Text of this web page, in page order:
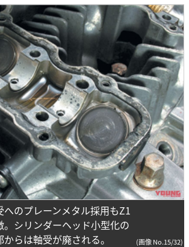
へのプレーンメタル採用もZ1
。シリンダーヘッド小型化の
らは軸受が廃される。
(画像 No.15/32)